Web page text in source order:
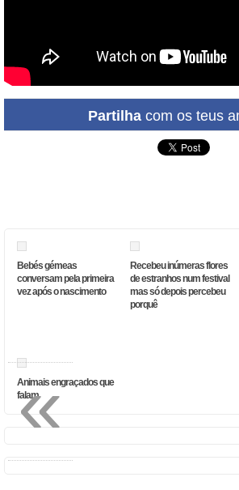
Partilhacom os teus
Bebés gémeas
conversam pela primeira
vez após o nascimento
Recebeu inúmeras flores
de estranhos num festival
mas só depois percebeu
porquê
Animais engraçados que
falam
«